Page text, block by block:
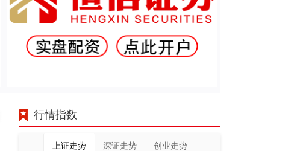
行情指数
上证走势 深证走势 创业走势